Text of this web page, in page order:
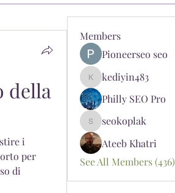
della
i
per
di
Members
Pioneerseo seo
kediyin483
kediyin483
Philly SEO Pro
seokoplak
seokoplak
Ateeb Khatri
See All Members (436)